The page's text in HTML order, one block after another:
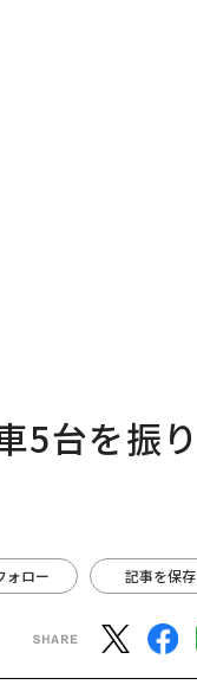
5台を振り
ォロー 記事を保存